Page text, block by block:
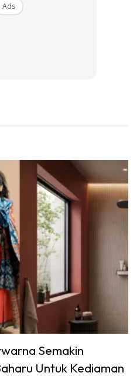
Ads
dengan
SHOPEE MY
Amgras Stroller
Baby Portable Mini
Fan Rechargeable
9 L...
RM101.47RM58.4
Ads
Semakin
Untuk Kediaman